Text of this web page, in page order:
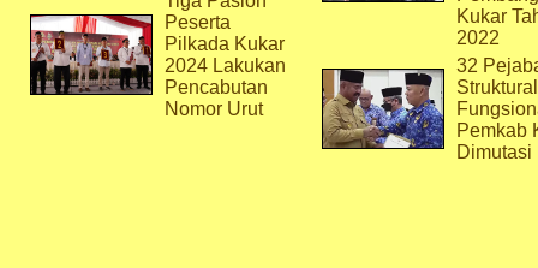
Peserta
Pilkada Kukar
2024 Lakukan
Pencabutan
Nomor Urut
Kukar
2022
32
Pemkab
Dimutasi